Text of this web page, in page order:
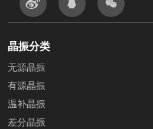
晶振分类
无源晶振
有源晶振
温补晶振
差分晶振